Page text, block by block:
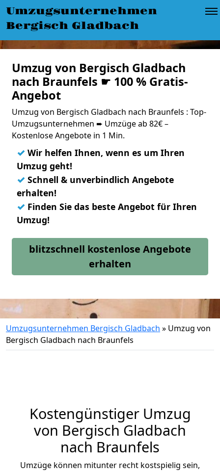
Umzugsunternehmen
Bergisch Gladbach
Umzug von Bergisch Gladbach
nach Braunfels ☛ 100 % Gratis-
Angebot
Umzug von Bergisch Gladbach nach Braunfels : Top-
Umzugsunternehmen ➨ Umzüge ab 82€ –
Kostenlose Angebote in 1 Min.
✓ Wir helfen Ihnen, wenn es um Ihren
Umzug geht!
✓ Schnell & unverbindlich Angebote
erhalten!
✓ Finden Sie das beste Angebot für Ihren
Umzug!
blitzschnell kostenlose Angebote
erhalten
Umzugsunternehmen Bergisch Gladbach » Umzug von
Bergisch Gladbach nach Braunfels
Kostengünstiger Umzug
von Bergisch Gladbach
nach Braunfels
Umzüge können mitunter recht kostspielig sein,